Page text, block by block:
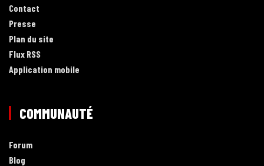
Contact
Presse
Plan du site
Flux RSS
Application mobile
COMMUNAUTÉ
Forum
Blog